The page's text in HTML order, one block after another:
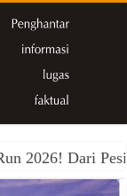
2026! Dari